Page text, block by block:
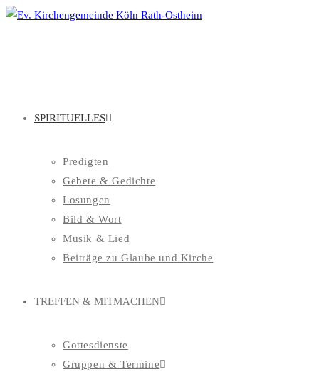
Zum
SPIRITUELLES
Predigten
Gebete & Gedichte
Losungen
Bild & Wort
Musik & Lied
Beiträge zu Glaube und Kirche
TREFFEN & MITMACHEN
Gottesdienste
Gruppen & Termine